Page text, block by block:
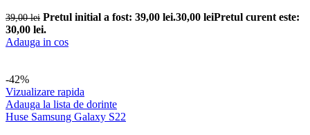
39,00lei Pretul initial a fost: 39,00 lei.30,00 leiPretul curent este:
30,00 lei.
Adauga in cos
-42%
Vizualizare rapida
Adauga la lista de dorinte
Huse Samsung Galaxy S22